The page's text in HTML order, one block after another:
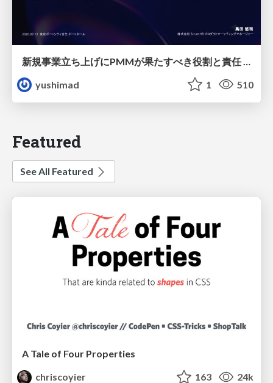
yushimad
1 510
Featured
See All Featured
A Tale of Four Properties
chriscoyier
163 24k